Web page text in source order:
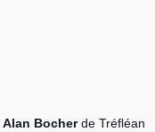
Alan Bocherde Tréfléan